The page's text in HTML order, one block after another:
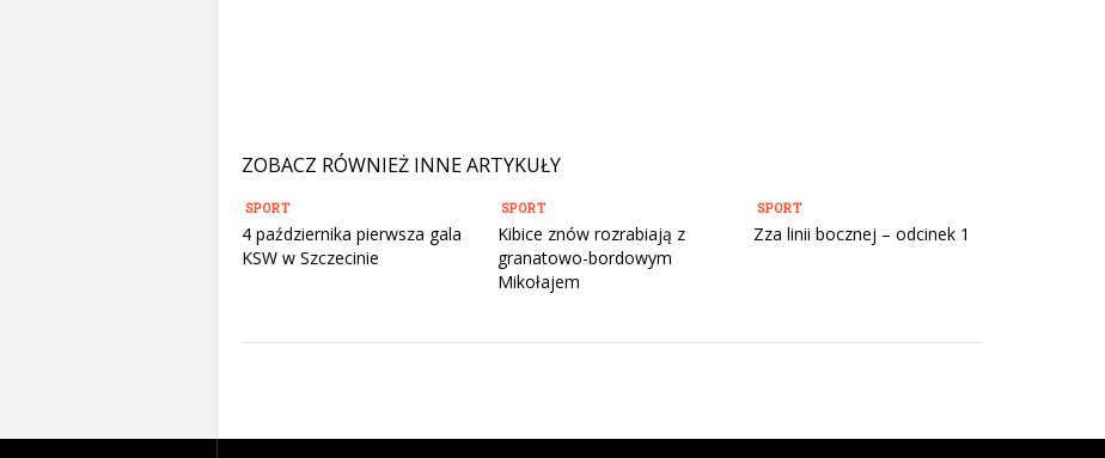
ZOBACZ RÓWNIEŻ INNE ARTYKUŁY
SPORT
4 października pierwsza gala
KSW w Szczecinie
SPORT
Kibice znów rozrabiają z
granatowo-bordowym
Mikołajem
SPORT
Zza linii bocznej – odcinek 1